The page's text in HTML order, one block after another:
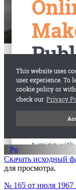
старые
Скачать исходный
для просмотра.
№ 165 от июля